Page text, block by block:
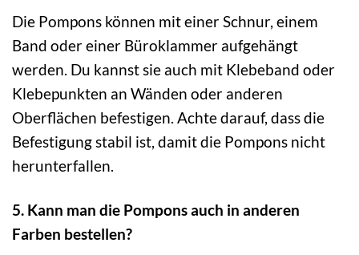
Die Pompons können mit einer Schnur, einem
Band oder einer Büroklammer aufgehängt
werden. Du kannst sie auch mit Klebeband oder
Klebepunkten an Wänden oder anderen
Oberflächen befestigen. Achte darauf, dass die
Befestigung stabil ist, damit die Pompons nicht
herunterfallen.
5. Kann man die Pompons auch in anderen
Farben bestellen?